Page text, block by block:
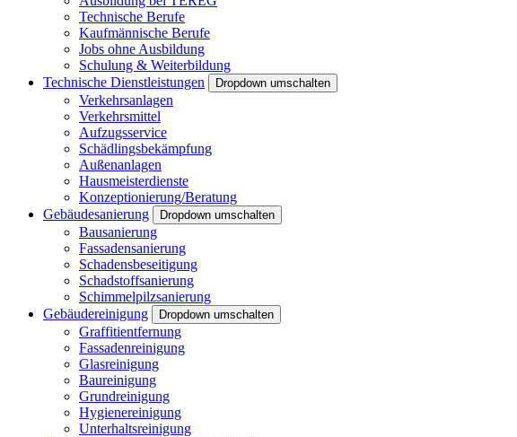
Technische Berufe
Kaufmännische Berufe
Jobs ohne Ausbildung
Schulung & Weiterbildung
Technische Dienstleistungen
Dropdown umschalten
Verkehrsanlagen
Verkehrsmittel
Aufzugsservice
Schädlingsbekämpfung
Außenanlagen
Hausmeisterdienste
Konzeptionierung/Beratung
Gebäudesanierung
Dropdown umschalten
Bausanierung
Fassadensanierung
Schadensbeseitigung
Schadstoffsanierung
Schimmelpilzsanierung
Gebäudereinigung
Dropdown umschalten
Graffitientfernung
Fassadenreinigung
Glasreinigung
Baureinigung
Grundreinigung
Hygienereinigung
Unterhaltsreinigung